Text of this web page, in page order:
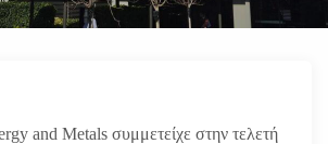
and Metals συμμετείχε στην τελετή